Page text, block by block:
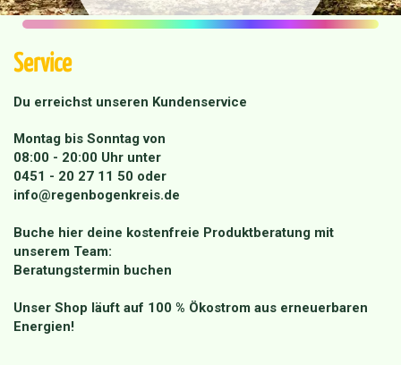
Service
Du erreichst unseren Kundenservice
Montag bis Sonntag von
08:00 - 20:00 Uhr unter
0451 - 20 27 11 50 oder
info@regenbogenkreis.de
Buche hier deine kostenfreie Produktberatung mit
unserem Team:
Beratungstermin buchen
Unser Shop läuft auf 100 % Ökostrom aus erneuerbaren
Energien!